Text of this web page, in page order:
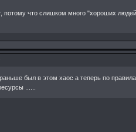
потому что слишком много "хороших
был в этом хаос а теперь по
......